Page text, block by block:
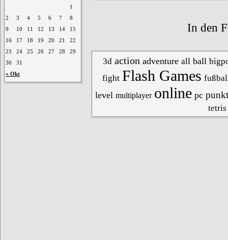
« Okt
1
2
3 4 5 6 7
8
9
10 11 12 13 14
15
16
17 18 19 20 21
22
23
24 25 26 27 28
29
30
31
In den
3d action adventure all ball
fight Flash Games
level multiplayer online pc
tetris